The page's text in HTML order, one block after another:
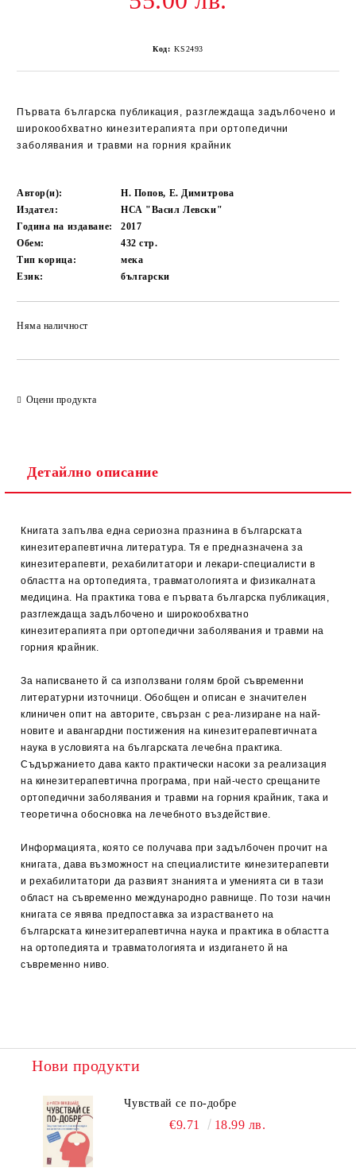
Код: KS2493
Първата българска публикация, разглеждаща задълбочено и
широкообхватно кинезитерапията при ортопедични
заболявания и травми на горния крайник
Автор(и):
Н. Попов, Е. Димитрова
Издател:
НСА "Васил Левски"
Година на издаване:
2017
Обем:
432стр.
Тип корица:
мека
Език:
български
Няма наличност
Оцени продукта
Детайлно описание
Книгата запълва една сериозна празнина в българската
кинезитерапевтична литература. Тя е предназначена за
кинезитерапевти, рехабилитатори и лекари-специалисти в
областта на ортопедията, травматологията и физикалната
медицина. На практика това е първата българска публикация,
разглеждаща задълбочено и широкообхватно
кинезитерапията при ортопедични заболявания и травми на
горния крайник.
За написването й са използвани голям брой съвременни
литературни източници. Обобщен и описан е значителен
клиничен опит на авторите, свързан с реа-лизиране на най-
новите и авангардни постижения на кинезитерапевтичната
наука в условията на българската лечебна практика.
Съдържанието дава както практически насоки за реализация
на кинезитерапевтична програма, при най-често срещаните
ортопедични заболявания и травми на горния крайник, така и
теоретична обосновка на лечебното въздействие.
Информацията, която се получава при задълбочен прочит на
книгата, дава възможност на специалистите кинезитерапевти
и рехабилитатори да развият знанията и уменията си в тази
област на съвременно международно равнище. По този начин
книгата се явява предпоставка за израстването на
българската кинезитерапевтична наука и практика в областта
на ортопедията и травматологията и издигането й на
съвременно ниво.
Нови продукти
Чувствай се по-добре
€9.71 18.99 лв.